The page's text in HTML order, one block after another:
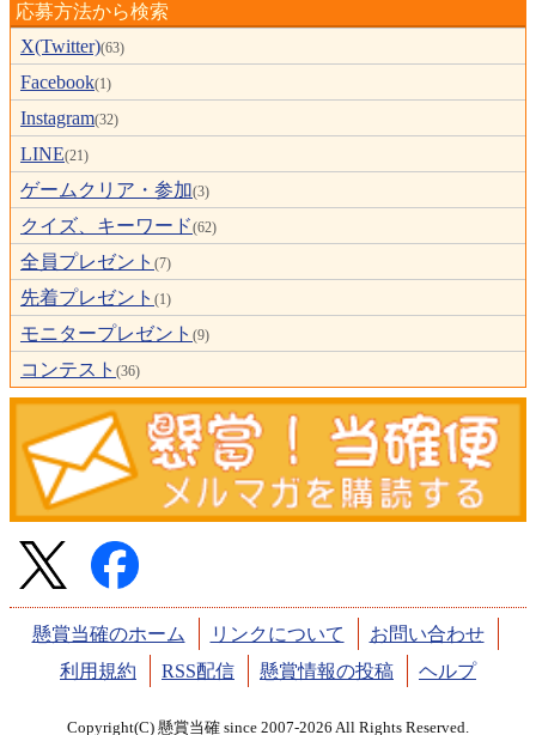
応募方法から検索
X(Twitter)(63)
Facebook(1)
Instagram(32)
LINE(21)
ゲームクリア・参加(3)
クイズ、キーワード(62)
全員プレゼント (7)
先着プレゼント (1)
モニタープレゼント (9)
コンテスト (36)
懸賞当確のホーム リンクについて
お問い合わせ
利用規約
RSS配信 懸賞情報の投稿 ヘルプ
Copyright(C) 懸賞当確 since 2007-2026 All Rights Reserved.